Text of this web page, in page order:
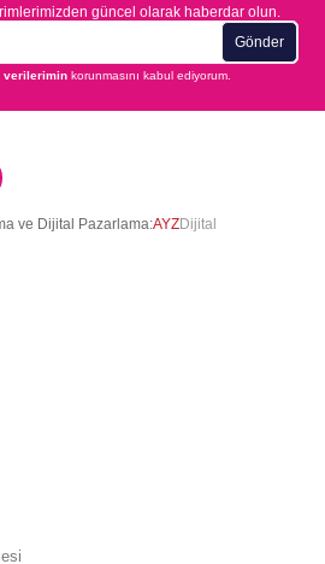
güncel olarak haberdar olun.
Gönder
verilerimin korunmasını kabul ediyorum.
ve Dijital Pazarlama:AYZDijital